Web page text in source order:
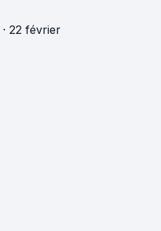
· 22 février